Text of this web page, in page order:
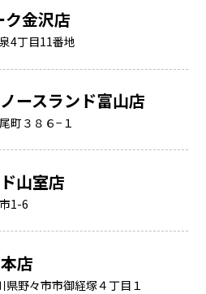
金沢店
4丁目11番地
ースランド富山店
町３８６−１
山室店
1-6
店
県野々市市御経塚４丁目１